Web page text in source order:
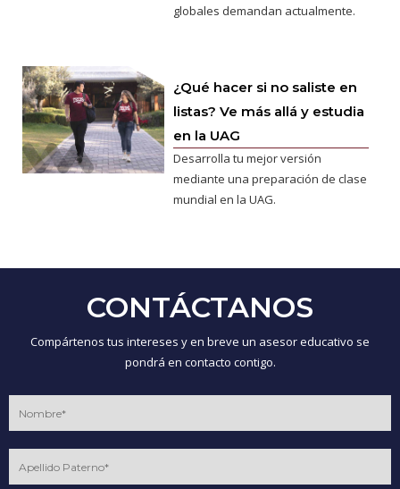
globales demandan actualmente.
¿Qué hacer si no saliste en
listas? Ve más allá y estudia
en la UAG
Desarrolla tu mejor versión
mediante una preparación de clase
mundial en la UAG.
CONTÁCTANOS
Compártenos tus intereses y en breve un asesor educativo se
pondrá en contacto contigo.